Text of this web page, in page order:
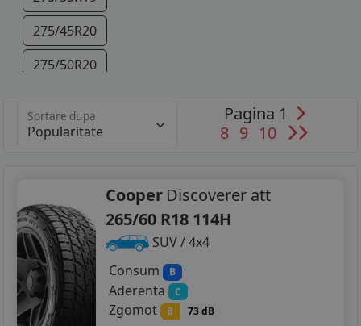
275/45R20
275/50R20
Sortare dupa
Pagina 1
8 9 10
Cooper Discoverer att
265/60 R18 114H
SUV / 4x4
Consum
B
Aderenta C
Zgomot B 73 dB